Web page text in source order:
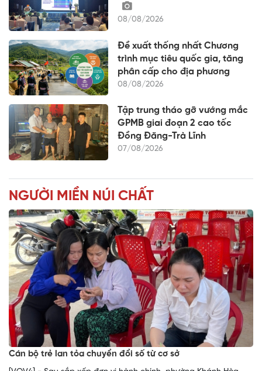
08/08/2026
Đề xuất thống nhất Chương
trình mục tiêu quốc gia, tăng
phân cấp cho địa phương
08/08/2026
Tập trung tháo gỡ vướng mắc
GPMB giai đoạn 2 cao tốc
Đồng Đăng-Trà Lĩnh
07/08/2026
NGƯỜI MIỀN NÚI CHẤT
Cán bộ trẻ lan tỏa chuyển đổi số từ cơ sở